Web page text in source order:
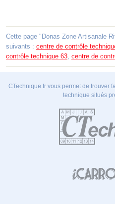
Cette page "Donas Zone Artisanale
suivants : centre de contrôle
contrôle technique 63 centre de
CTechnique.fr vous permet de trouver
technique situés